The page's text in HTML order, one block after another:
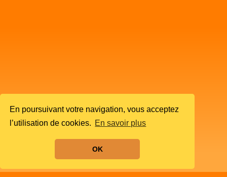
En poursuivant votre navigation, vous acceptez
l’utilisation de cookies. En savoir plus
OK